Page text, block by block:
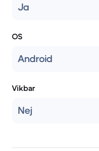
Ja
OS
Android
Vikbar
Nej